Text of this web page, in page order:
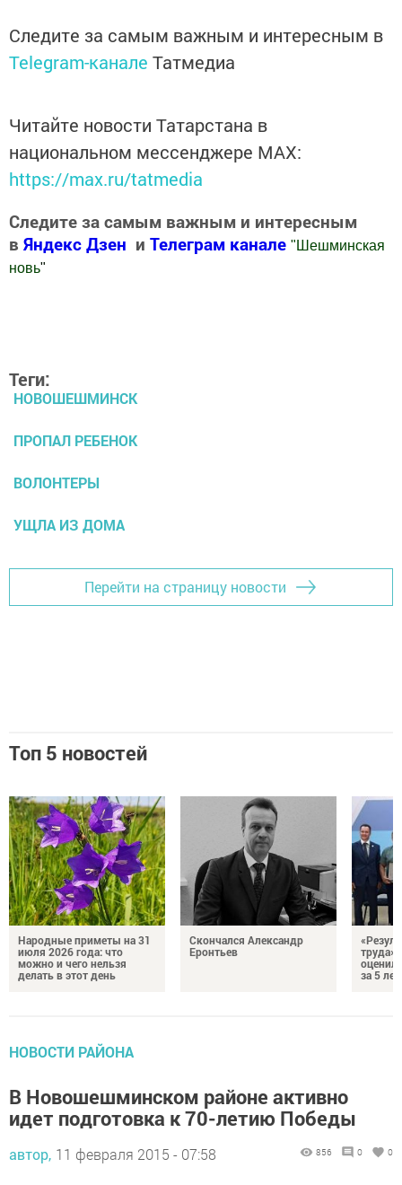
Следите за самым важным и интересным в
Telegram-канале Татмедиа
Читайте новости Татарстана в
национальном мессенджере MАХ:
https://max.ru/tatmedia
Следите за самым важным и интересным
в Яндекс Дзен и Телеграм канале " Шешминская
новь"
Теги:
НОВОШЕШМИНСК
ПРОПАЛ РЕБЕНОК
ВОЛОНТЕРЫ
УЩЛА ИЗ ДОМА
Перейти на страницу новости
Топ 5 новостей
Народные приметы на 31
июля 2026 года: что
можно и чего нельзя
делать в этот день
Скончался Александр
Еронтьев
за 5 лет
НОВОСТИ РАЙОНА
В Новошешминском районе активно
идет подготовка к 70-летию Победы
автор, 11 февраля 2015 - 07:58 856 0 0